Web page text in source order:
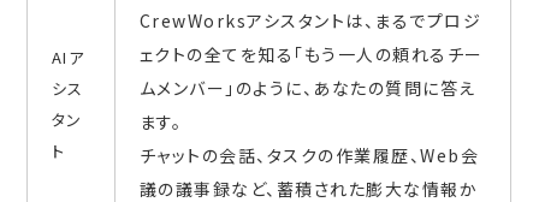
AIア
シス
タン
ト
CrewWorksアシスタントは、まるでプロジ
ェクトの全てを知る「もう一人の頼れるチー
ムメンバー」のように、あなたの質問に答え
ます。
チャットの会話、タスクの作業履歴、Web会
議の議事録など、蓄積された膨大な情報か